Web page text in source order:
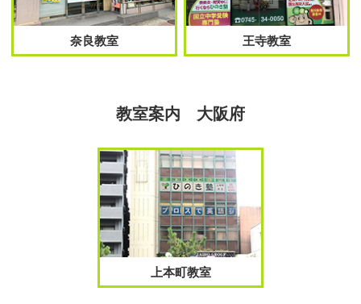
奈良教室 王寺教室
教室案内 大阪府
上本町教室